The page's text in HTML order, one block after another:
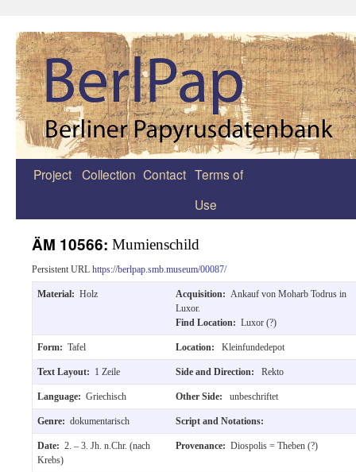
Zum
springen
Project Collection Contact Terms of
Use
ÄM 10566: Mumienschild
Persistent URL https://berlpap.smb.museum/00087/
Material: Holz Acquisition: Ankauf von Moharb Todrus in
Luxor.
Find Location: Luxor (?)
Form: Tafel Location: Kleinfundedepot
Text Layout: 1 Zeile Side and Direction: Rekto
Language: Griechisch Other Side: unbeschriftet
Genre: dokumentarisch Script and Notations:
Date: 2. – 3. Jh. n.Chr. (nach
Krebs)
Provenance: Diospolis = Theben (?)